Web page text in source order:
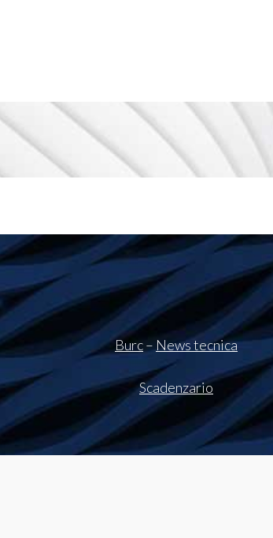
Burc– News tecnica
Scadenzario